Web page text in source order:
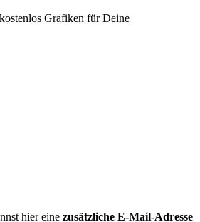
Grafiken für Deine
hier eine zusätzliche E-Mail-Adresse